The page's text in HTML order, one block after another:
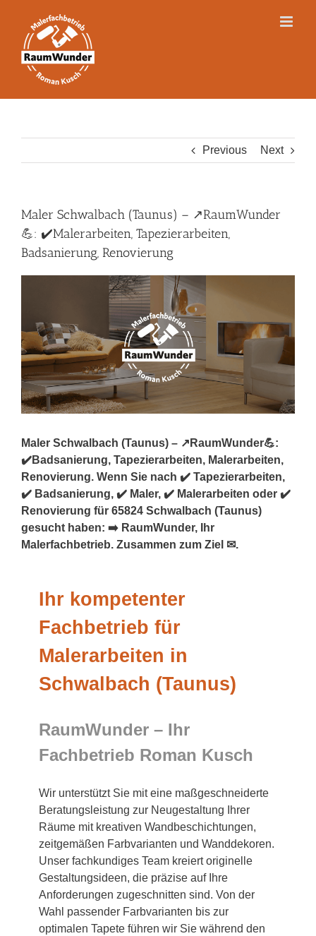
content
Previous Next
Maler Schwalbach (Taunus) – ↗️RaumWunder
💪: ✔️Malerarbeiten, Tapezierarbeiten,
Badsanierung, Renovierung
Maler Schwalbach (Taunus) – ↗️RaumWunder💪:
✔️Badsanierung, Tapezierarbeiten, Malerarbeiten,
Renovierung. Wenn Sie nach ✔️ Tapezierarbeiten,
✔️ Badsanierung, ✔️ Maler, ✔️ Malerarbeiten oder ✔️
Renovierung für 65824 Schwalbach (Taunus)
gesucht haben: ➡️ RaumWunder, Ihr
Malerfachbetrieb. Zusammen zum Ziel ✉.
Ihr kompetenter
Fachbetrieb für
Malerarbeiten in
Schwalbach (Taunus)
RaumWunder – Ihr
Fachbetrieb Roman Kusch
Wir unterstützt Sie mit eine maßgeschneiderte
Beratungsleistung zur Neugestaltung Ihrer
Räume mit kreativen Wandbeschichtungen,
zeitgemäßen Farbvarianten und Wanddekoren.
Unser fachkundiges Team kreiert originelle
Gestaltungsideen, die präzise auf Ihre
Anforderungen zugeschnitten sind. Von der
Wahl passender Farbvarianten bis zur
optimalen Tapete führen wir Sie während den